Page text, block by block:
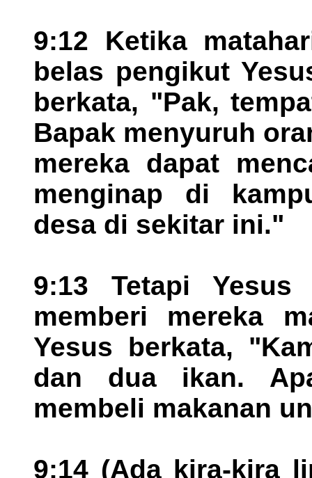
9:12 Ketika
belas pengikut
berkata, "Pak,
Bapak menyuruh
mereka dapat
menginap di
desa di sekitar ini."
9:13 Tetapi Yesus
memberi mereka
Yesus berkata,
dan dua ikan.
membeli makanan
9:14 (Ada kira-kira